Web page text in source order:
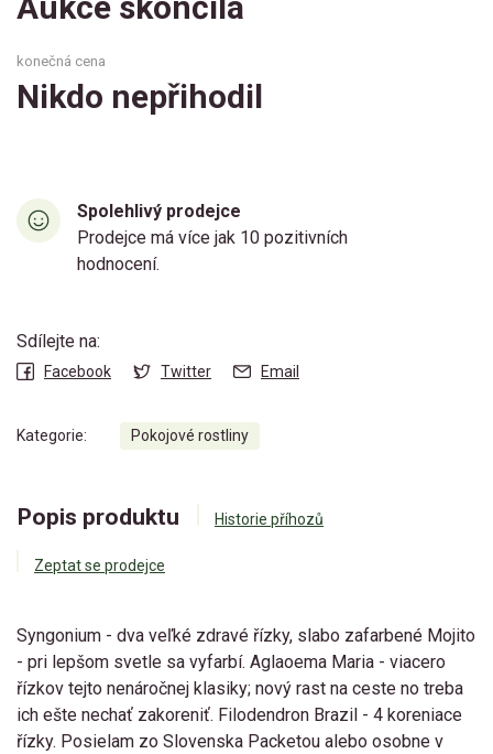
konečná cena
Nikdo nepřihodil
Spolehlivý prodejce
Prodejce má více jak 10 pozitivních
hodnocení.
Sdílejte na:
Facebook Twitter Email
Kategorie: Pokojové rostliny
Popis produktu Historie příhozů
Zeptat se prodejce
Syngonium - dva veľké zdravé řízky, slabo zafarbené Mojito
- pri lepšom svetle sa vyfarbí. Aglaoema Maria - viacero
řízkov tejto nenáročnej klasiky; nový rast na ceste no treba
ich ešte nechať zakoreniť. Filodendron Brazil - 4 koreniace
řízky. Posielam zo Slovenska Packetou alebo osobne v